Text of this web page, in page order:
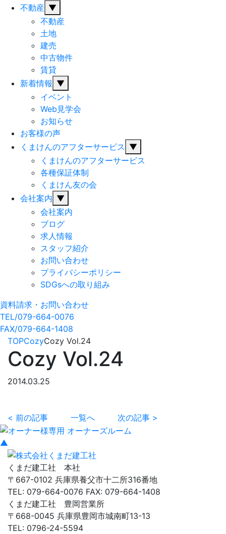
不動産 ▼
不動産
土地
建売
中古物件
賃貸
新着情報 ▼
イベント
Web見学会
お知らせ
お客様の声
くまけんのアフターサービス ▼
くまけんのアフターサービス
各種保証体制
くまけん友の会
会社案内 ▼
会社案内
ブログ
求人情報
スタッフ紹介
お問い合わせ
プライバシーポリシー
SDGsへの取り組み
資料請求・お問い合わせ
TEL/079-664-0076
FAX/079-664-1408
TOPCozyCozy Vol.24
Cozy Vol.24
2014.03.25
< 前の記事 一覧へ 次の記事 >
▲
くまだ建工社 本社
〒667-0102 兵庫県養父市十二所316番地
TEL: 079-664-0076 FAX: 079-664-1408
くまだ建工社 豊岡営業所
〒668-0045 兵庫県豊岡市城南町13-13
TEL: 0796-24-5594